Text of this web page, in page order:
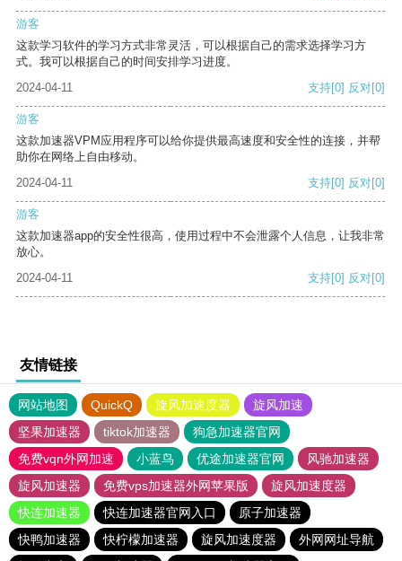
游客
这款学习软件的学习方式非常灵活，可以根据自己的需求选择学习方
式。我可以根据自己的时间安排学习进度。
2024-04-11
支持[0] 反对[0]
游客
这款加速器VPM应用程序可以给你提供最高速度和安全性的连接，并帮
助你在网络上自由移动。
2024-04-11
支持[0] 反对[0]
游客
这款加速器app的安全性很高，使用过程中不会泄露个人信息，让我非常
放心。
2024-04-11
支持[0] 反对[0]
友情链接
网站地图 QuickQ 旋风加速度器
旋风加速
坚果加速器
tiktok加速器
狗急加速器官网
免费vqn外网加速
小蓝鸟 优途加速器官网
风驰加速器
旋风加速器
免费vps加速器外网苹果版
旋风加速度器
快连加速器
快连加速器官网入口
原子加速器
快鸭加速器
快柠檬加速器 旋风加速度器
外网网址导航